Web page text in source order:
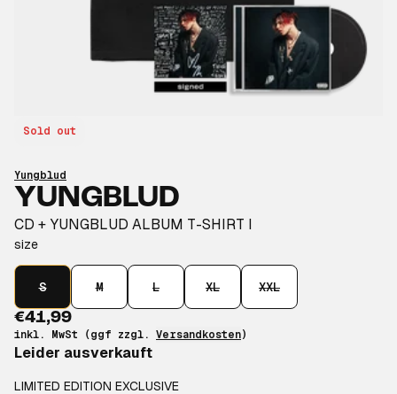
Yungblud
YUNGBLUD
CD + YUNGBLUD ALBUM T-SHIRT I
size
S M L XL XXL
€41,99
inkl. MwSt (ggf zzgl. Versandkosten)
Leider ausverkauft
LIMITED EDITION EXCLUSIVE
Sold out